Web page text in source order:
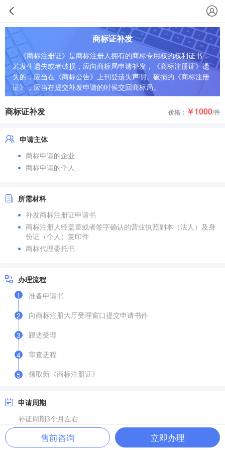
商标证补发
《商标注册证》是商标注册人拥有的商标专用权的权利证书，
若发生遗失或者破损，应向商标局申请补发，《商标注册证》遗
失的，应当在《商标公告》上刊登遗失声明。破损的《商标注册
证》，应当在提交补发申请的时候交回商标局。
商标证补发 价格： ￥1000/件
申请主体
商标申请的企业
商标申请的个人
所需材料
补发商标注册证申请书
商标注册人经盖章或者签字确认的营业执照副本（法人）及身
份证（个人）复印件
商标代理委托书
办理流程
1
准备申请书
2
向商标注册大厅受理窗口提交申请书件
3
跟进受理
4
审查进程
5 领取新《商标注册证》
申请周期
补证周期3个月左右
售前咨询 立即办理